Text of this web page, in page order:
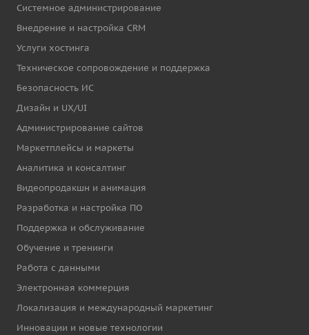
Системное администрирование
Внедрение и настройка CRM
Услуги хостинга
Техническое сопровождение и поддержка
Безопасность ИС
Дизайн и UX/UI
Администрирование сайтов
Маркетплейсы и маркеты
Аналитика и консалтинг
Видеопродакшн и анимация
Разработка и настройка ПО
Поддержка и обслуживание
Обучение и тренинги
Работа с данными
Электронная коммерция
Локализация и международный маркетинг
Инновации и новые технологии